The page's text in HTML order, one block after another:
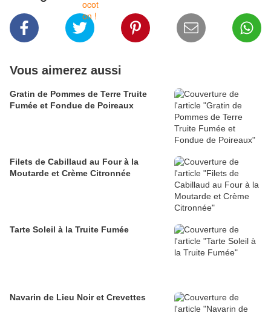
Vous aimerez aussi
Gratin de Pommes de Terre Truite
Fumée et Fondue de Poireaux
Filets de Cabillaud au Four à la
Moutarde et Crème Citronnée
Tarte Soleil à la Truite Fumée
Navarin de Lieu Noir et Crevettes